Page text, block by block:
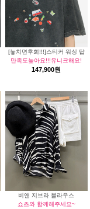
[놓치면후회!!!]스티커 워싱 탑
만족도높아요!!!유니크해요!
147,900원
비앤 지브라 블라우스
쇼츠와 함께해주세요~